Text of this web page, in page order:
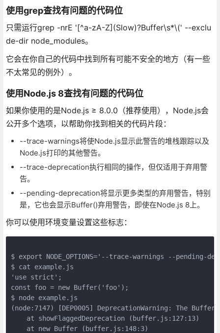
使用grep查找有问题的代码位
只需运行grep -nrE '[^a-zA-Z](Slow)?Buffer\s*\(' --exclu
de-dir node_modules。
它会在你自己的代码中找到所有可能不安全的地方（有一些
不太常见的例外）。
使用Node.js 8查找有问题的代码位
如果你使用的是Node.js ≥ 8.0.0（推荐使用），Node.js会
公开多个选项，以帮助你找到相关的代码片段：
--trace-warnings将使Node.js显示此警告的堆栈跟踪以及
Node.js打印的其他警告。
--trace-deprecation执行相同的操作，但仅适用于弃用警
告。
--pending-deprecation将显示更多类型的弃用警告，特别
是，它也会显示Buffer()弃用警告，即使在Node.js 8上。
你可以使用环境变量设置这些标志：
$ export NODE_OPTIONS='--trace-warnings --pending-
$ cat example.js
'use strict';
const foo = new Buffer('foo');
$ node example.js
(node:7147) [DEP0005] DeprecationWarning: The
    at showFlaggedDeprecation (buffer.js:127:13)
    at new Buffer (buffer.js:148:3)